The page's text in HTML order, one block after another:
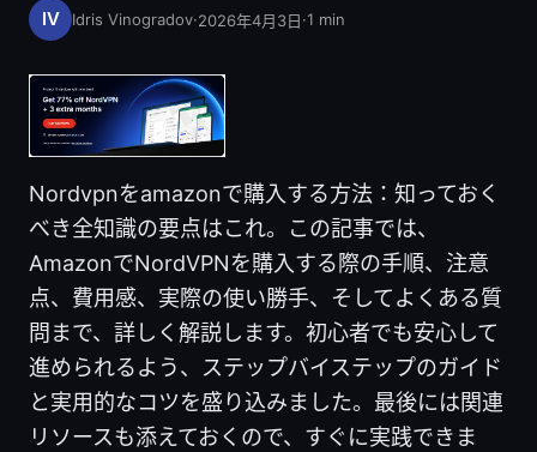
Idris Vinogradov·2026年4月3日·1 min
Nordvpnをamazonで購入する方法：知っておく
べき全知識の要点はこれ。この記事では、
AmazonでNordVPNを購入する際の手順、注意
点、費用感、実際の使い勝手、そしてよくある質
問まで、詳しく解説します。初心者でも安心して
進められるよう、ステップバイステップのガイド
と実用的なコツを盛り込みました。最後には関連
リソースも添えておくので、すぐに実践できま